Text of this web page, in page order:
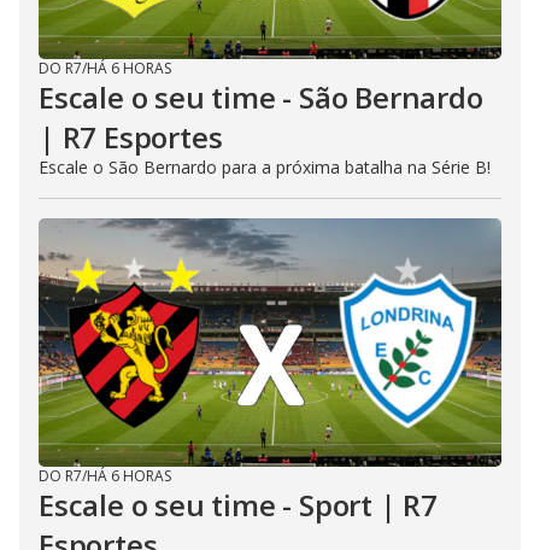
DO R7/HÁ 6 HORAS
Escale o seu time - São Bernardo
| R7 Esportes
Escale o São Bernardo para a próxima batalha na Série B!
DO R7/HÁ 6 HORAS
Escale o seu time - Sport | R7